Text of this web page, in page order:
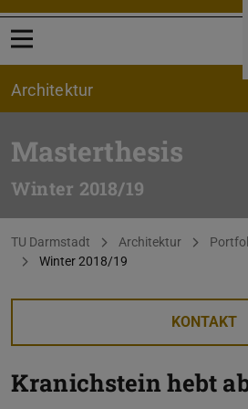
Menü öffnen
Architektur
Masterthesis
Winter 2018/19
Sie befinden sich hier:
TU Darmstadt Architektur
Winter 2018/19
KONTAKT
Kranichstein hebt